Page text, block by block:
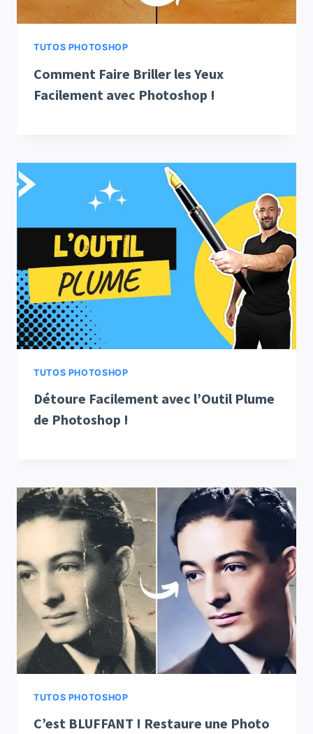
TUTOS PHOTOSHOP
Comment Faire Briller les Yeux
Facilement avec Photoshop !
TUTOS PHOTOSHOP
Détoure Facilement avec l’Outil Plume
de Photoshop !
TUTOS PHOTOSHOP
C’est BLUFFANT ! Restaure une Photo